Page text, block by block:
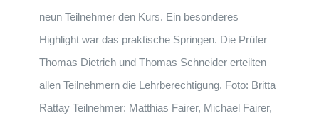
neun Teilnehmer den Kurs. Ein besonderes
Highlight war das praktische Springen. Die Prüfer
Thomas Dietrich und Thomas Schneider erteilten
allen Teilnehmern die Lehrberechtigung. Foto: Britta
Rattay Teilnehmer: Matthias Fairer, Michael Fairer,